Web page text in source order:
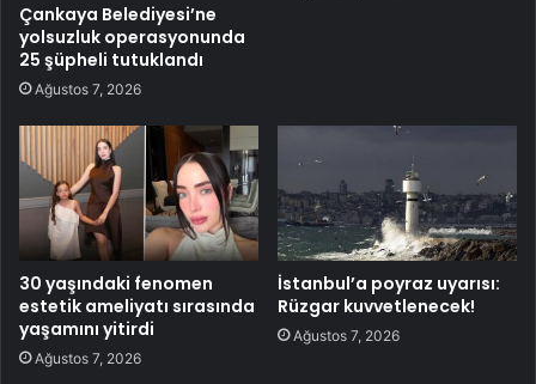
Çankaya Belediyesi’ne
yolsuzluk operasyonunda
25 şüpheli tutuklandı
Ağustos 7, 2026
30 yaşındaki fenomen
estetik ameliyatı sırasında
yaşamını yitirdi
Ağustos 7, 2026
İstanbul’a poyraz uyarısı:
Rüzgar kuvvetlenecek!
Ağustos 7, 2026